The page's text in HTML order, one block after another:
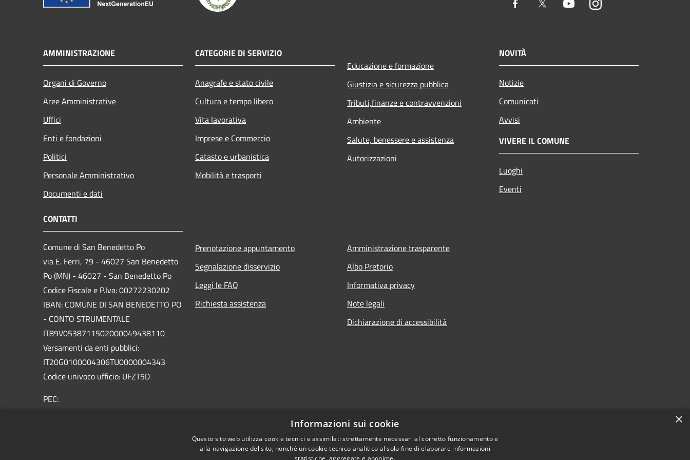
Facebook Twitter YoutubeInstagram
AMMINISTRAZIONE
Organi di Governo
Aree Amministrative
Uffici
Enti e fondazioni
Politici
Personale Amministrativo
Documenti e dati
CATEGORIE DI SERVIZIO
Anagrafe e stato civile
Cultura e tempo libero
Vita lavorativa
Imprese e Commercio
Catasto e urbanistica
Mobilità e trasporti
Educazione e formazione
Giustizia e sicurezza pubblica
Tributi,finanze e contravvenzioni
Ambiente
Salute, benessere e assistenza
Autorizzazioni
NOVITÀ
Notizie
Comunicati
Avvisi
VIVERE IL COMUNE
Luoghi
Eventi
CONTATTI
Comune di San Benedetto Po
via E. Ferri, 79 - 46027 San Benedetto
Po (MN) - 46027 - San Benedetto Po
Codice Fiscale e P.Iva: 00272230202
IBAN: COMUNE DI SAN BENEDETTO PO
- CONTO STRUMENTALE
IT89V0538711502000049438110
Versamenti da enti pubblici:
IT20G0100004306TU0000004343
Codice univoco ufficio: UFZT5D
PEC:
Prenotazione appuntamento
Segnalazione disservizio
Leggi le FAQ
Richiesta assistenza
Amministrazione trasparente
Albo Pretorio
Informativa privacy
Note legali
Dichiarazione di accessibilità
×
Informazioni sui cookie
Questo sito web utilizza cookie tecnici e assimilati strettamente necessari al corretto funzionamento e
alla navigazione del sito, nonché un cookie tecnico analitico al solo fine di elaborare informazioni
statistiche, aggregate e anonime.